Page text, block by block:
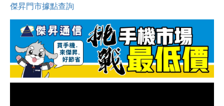
傑昇門市據點查詢